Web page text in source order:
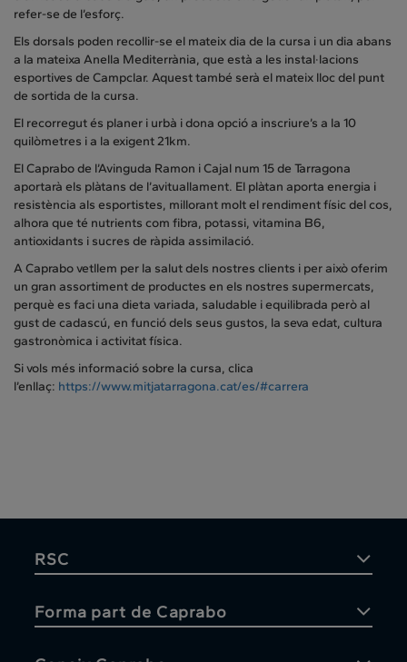
refer-se de l’esforç.
Els dorsals poden recollir-se el mateix dia de la cursa i un dia abans
a la mateixa Anella Mediterrània, que està a les instal·lacions
esportives de Campclar. Aquest també serà el mateix lloc del punt
de sortida de la cursa.
El recorregut és planer i urbà i dona opció a inscriure’s a la 10
quilòmetres i a la exigent 21km.
El Caprabo de l’Avinguda Ramon i Cajal num 15 de Tarragona
aportarà els plàtans de l’avituallament. El plàtan aporta energia i
resistència als esportistes, millorant molt el rendiment físic del cos,
alhora que té nutrients com fibra, potassi, vitamina B6,
antioxidants i sucres de ràpida assimilació.
A Caprabo vetllem per la salut dels nostres clients i per això oferim
un gran assortiment de productes en els nostres supermercats,
perquè es faci una dieta variada, saludable i equilibrada però al
gust de cadascú, en funció dels seus gustos, la seva edat, cultura
gastronòmica i activitat física.
Si vols més informació sobre la cursa, clica
l’enllaç: https://www.mitjatarragona.cat/es/#carrera
RSC
Forma part de Caprabo